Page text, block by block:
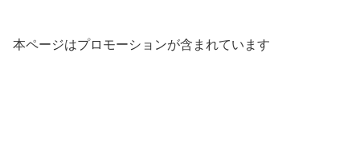
本ページはプロモーションが含まれています